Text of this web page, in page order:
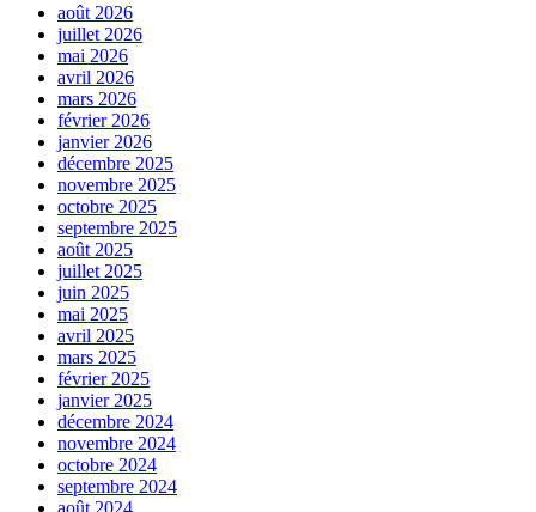
août 2026
juillet 2026
mai 2026
avril 2026
mars 2026
février 2026
janvier 2026
décembre 2025
novembre 2025
octobre 2025
septembre 2025
août 2025
juillet 2025
juin 2025
mai 2025
avril 2025
mars 2025
février 2025
janvier 2025
décembre 2024
novembre 2024
octobre 2024
septembre 2024
août 2024